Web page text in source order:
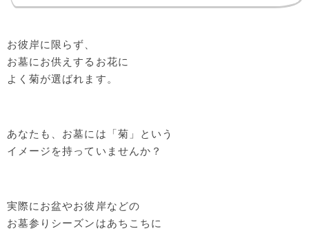
お彼岸に限らず、
お墓にお供えするお花に
よく菊が選ばれます。
あなたも、お墓には「菊」という
イメージを持っていませんか？
実際にお盆やお彼岸などの
お墓参りシーズンはあちこちに